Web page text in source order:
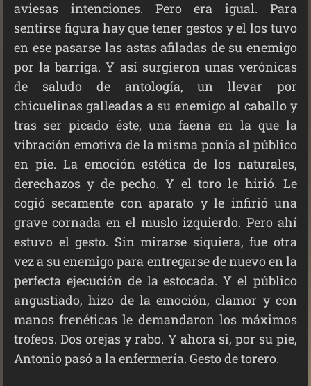
aviesas intenciones. Pero era igual. Para
sentirse figura hay que tener gestos y el los tuvo
en ese pasarse las astas afiladas de su enemigo
por la barriga. Y así surgieron unas verónicas
de saludo de antología, un llevar por
chicuelinas galleadas a su enemigo al caballo y
tras ser picado éste, una faena en la que la
vibración emotiva de la misma ponía al público
en pie. La emoción estética de los naturales,
derechazos y de pecho. Y el toro le hirió. Le
cogió secamente con aparato y le infirió una
grave cornada en el muslo izquierdo. Pero ahí
estuvo el gesto. Sin mirarse siquiera, fue otra
vez a su enemigo para entregarse de nuevo en la
perfecta ejecución de la estocada. Y el público
angustiado, hizo de la emoción, clamor y con
manos frenéticas le demandaron los máximos
trofeos. Dos orejas y rabo. Y ahora si, por su pie,
Antonio pasó a la enfermería. Gesto de torero.